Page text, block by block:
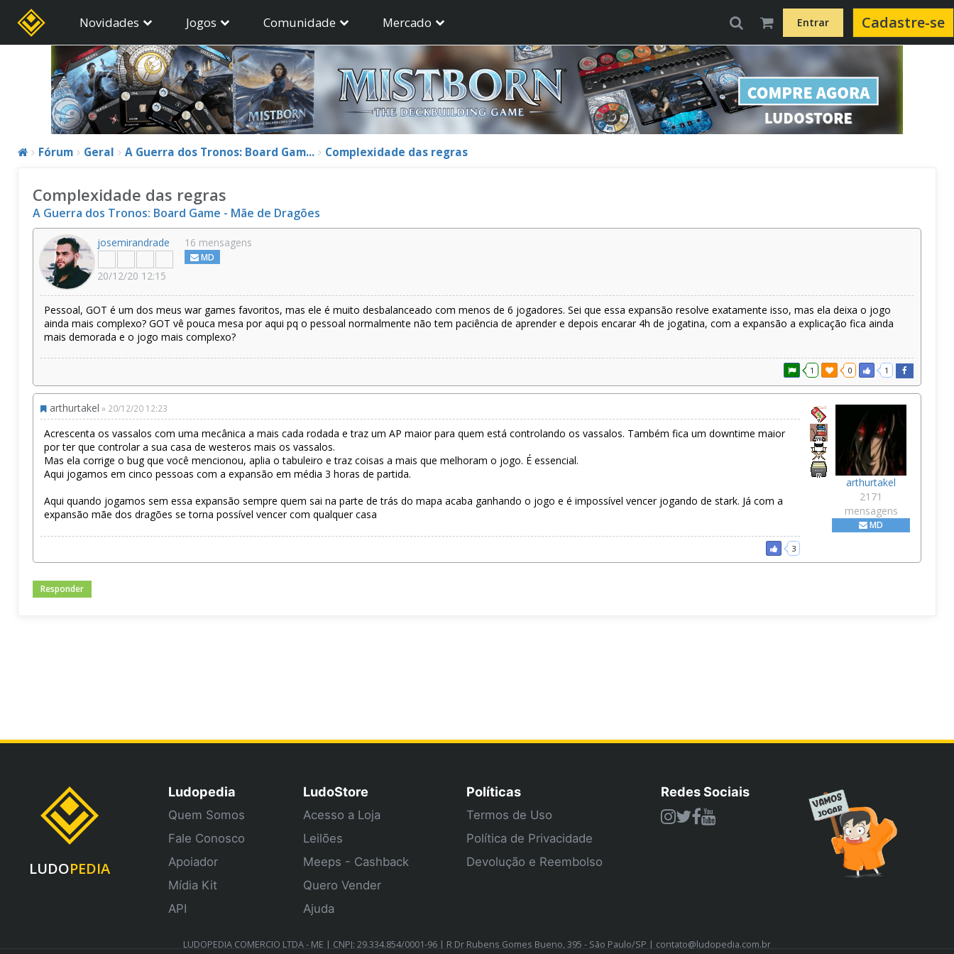
Novidades Jogos Comunidade Mercado Entrar Cadastre-se
Fórum Geral A Guerra dos Tronos: Board Gam... Complexidade das regras
Complexidade das regras
A Guerra dos Tronos: Board Game - Mãe de Dragões
josemirandrade
20/12/20 12:15
16 mensagens
MD
Pessoal, GOT é um dos meus war games favoritos, mas ele é muito desbalanceado com menos de 6 jogadores. Sei que essa expansão resolve exatamente isso, mas ela deixa o jogo
ainda mais complexo? GOT vê pouca mesa por aqui pq o pessoal normalmente não tem paciência de aprender e depois encarar 4h de jogatina, com a expansão a explicação fica ainda
mais demorada e o jogo mais complexo?
1 0 1
arthurtakel
2171
mensagens
MD
arthurtakel » 20/12/20 12:23
Acrescenta os vassalos com uma mecânica a mais cada rodada e traz um AP maior para quem está controlando os vassalos. Também fica um downtime maior
por ter que controlar a sua casa de westeros mais os vassalos.
Mas ela corrige o bug que você mencionou, aplia o tabuleiro e traz coisas a mais que melhoram o jogo. É essencial.
Aqui jogamos em cinco pessoas com a expansão em média 3 horas de partida.
Aqui quando jogamos sem essa expansão sempre quem sai na parte de trás do mapa acaba ganhando o jogo e é impossível vencer jogando de stark. Já com a
expansão mãe dos dragões se torna possível vencer com qualquer casa
3
Responder
LUDOPEDIA
Ludopedia
Quem Somos
Fale Conosco
Apoiador
Mídia Kit
API
LudoStore
Acesso a Loja
Leilões
Meeps - Cashback
Quero Vender
Ajuda
Políticas
Termos de Uso
Política de Privacidade
Devolução e Reembolso
Redes Sociais
LUDOPEDIA COMERCIO LTDA - ME | CNPJ: 29.334.854/0001-96 | R Dr Rubens Gomes Bueno, 395 - São Paulo/SP | contato@ludopedia.com.br